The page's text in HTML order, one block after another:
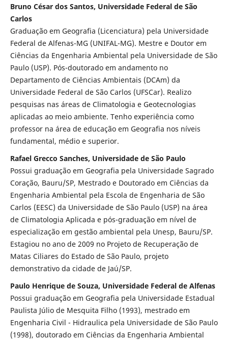
Bruno César dos Santos, Universidade Federal de São
Carlos
Graduação em Geografia (Licenciatura) pela Universidade
Federal de Alfenas-MG (UNIFAL-MG). Mestre e Doutor em
Ciências da Engenharia Ambiental pela Universidade de São
Paulo (USP). Pós-doutorado em andamento no
Departamento de Ciências Ambientais (DCAm) da
Universidade Federal de São Carlos (UFSCar). Realizo
pesquisas nas áreas de Climatologia e Geotecnologias
aplicadas ao meio ambiente. Tenho experiência como
professor na área de educação em Geografia nos níveis
fundamental, médio e superior.
Rafael Grecco Sanches, Universidade de São Paulo
Possui graduação em Geografia pela Universidade Sagrado
Coração, Bauru/SP, Mestrado e Doutorado em Ciências da
Engenharia Ambiental pela Escola de Engenharia de São
Carlos (EESC) da Universidade de São Paulo (USP) na área
de Climatologia Aplicada e pós-graduação em nível de
especialização em gestão ambiental pela Unesp, Bauru/SP.
Estagiou no ano de 2009 no Projeto de Recuperação de
Matas Ciliares do Estado de São Paulo, projeto
demonstrativo da cidade de Jaú/SP.
Paulo Henrique de Souza, Universidade Federal de Alfenas
Possui graduação em Geografia pela Universidade Estadual
Paulista Júlio de Mesquita Filho (1993), mestrado em
Engenharia Civil - Hidraulica pela Universidade de São Paulo
(1998), doutorado em Ciências da Engenharia Ambiental